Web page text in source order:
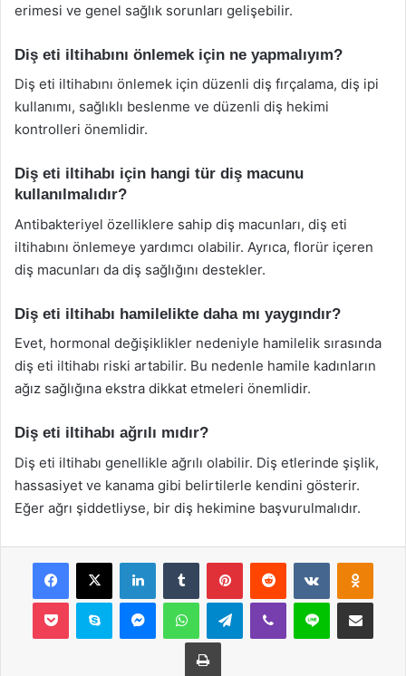
erimesi ve genel sağlık sorunları gelişebilir.
Diş eti iltihabını önlemek için ne yapmalıyım?
Diş eti iltihabını önlemek için düzenli diş fırçalama, diş ipi
kullanımı, sağlıklı beslenme ve düzenli diş hekimi
kontrolleri önemlidir.
Diş eti iltihabı için hangi tür diş macunu
kullanılmalıdır?
Antibakteriyel özelliklere sahip diş macunları, diş eti
iltihabını önlemeye yardımcı olabilir. Ayrıca, florür içeren
diş macunları da diş sağlığını destekler.
Diş eti iltihabı hamilelikte daha mı yaygındır?
Evet, hormonal değişiklikler nedeniyle hamilelik sırasında
diş eti iltihabı riski artabilir. Bu nedenle hamile kadınların
ağız sağlığına ekstra dikkat etmeleri önemlidir.
Diş eti iltihabı ağrılı mıdır?
Diş eti iltihabı genellikle ağrılı olabilir. Diş etlerinde şişlik,
hassasiyet ve kanama gibi belirtilerle kendini gösterir.
Eğer ağrı şiddetliyse, bir diş hekimine başvurulmalıdır.
Facebook
X LinkedInTumblr PinterestReddit VKontakte
Pocket Skype MessengerWhatsAppTelegramViber Line E-Posta ile
Yazdır